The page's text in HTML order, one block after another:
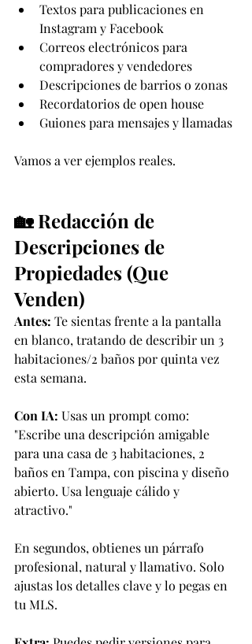
Textos para publicaciones en
Instagram y Facebook
Correos electrónicos para
compradores y vendedores
Descripciones de barrios o zonas
Recordatorios de open house
Guiones para mensajes y llamadas
Vamos a ver ejemplos reales.
🏡 Redacción de
Descripciones de
Propiedades (Que
Venden)
Antes: Te sientas frente a la pantalla
en blanco, tratando de describir un 3
habitaciones/2 baños por quinta vez
esta semana.
Con IA: Usas un prompt como:
"Escribe una descripción amigable
para una casa de 3 habitaciones, 2
baños en Tampa, con piscina y diseño
abierto. Usa lenguaje cálido y
atractivo."
En segundos, obtienes un párrafo
profesional, natural y llamativo. Solo
ajustas los detalles clave y lo pegas en
tu MLS.